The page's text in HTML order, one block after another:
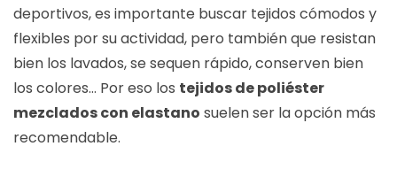
deportivos, es importante buscar tejidos cómodos y
flexibles por su actividad, pero también que resistan
bien los lavados, se sequen rápido, conserven bien
los colores… Por eso los tejidos de poliéster
mezclados con elastano suelen ser la opción más
recomendable.